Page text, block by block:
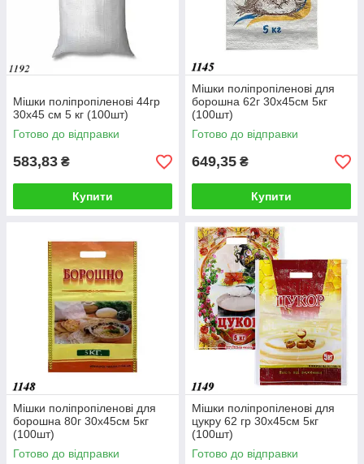
Мішки поліпропіленові 44гр
30х45 см 5 кг (100шт)
Готово до відправки
583,83 ₴
Купити
Мішки поліпропіленові для
борошна 62г 30х45см 5кг
(100шт)
Готово до відправки
649,35 ₴
Купити
Мішки поліпропіленові для
борошна 80г 30х45см 5кг
(100шт)
Готово до відправки
Мішки поліпропіленові для
цукру 62 гр 30х45см 5кг
(100шт)
Готово до відправки